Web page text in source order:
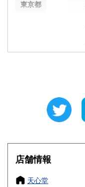
東京都
大阪府
奈良県
店舗情報
天心堂